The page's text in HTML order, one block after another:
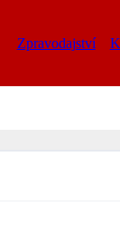
Zpravodajství